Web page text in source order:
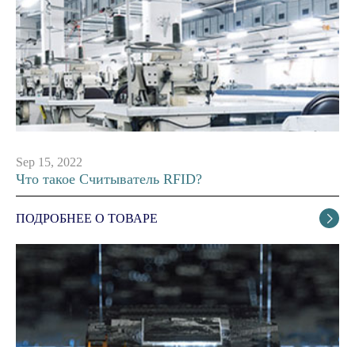
Sep 15, 2022
Что такое Считыватель RFID?
ПОДРОБНЕЕ О ТОВАРЕ 